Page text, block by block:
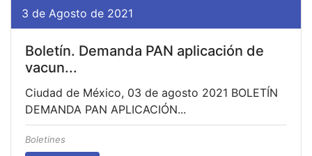
3 de Agosto de 2021
Boletín. Demanda PAN aplicación de
vacun...
Ciudad de México, 03 de agosto 2021 BOLETÍN
DEMANDA PAN APLICACIÓN...
Boletines